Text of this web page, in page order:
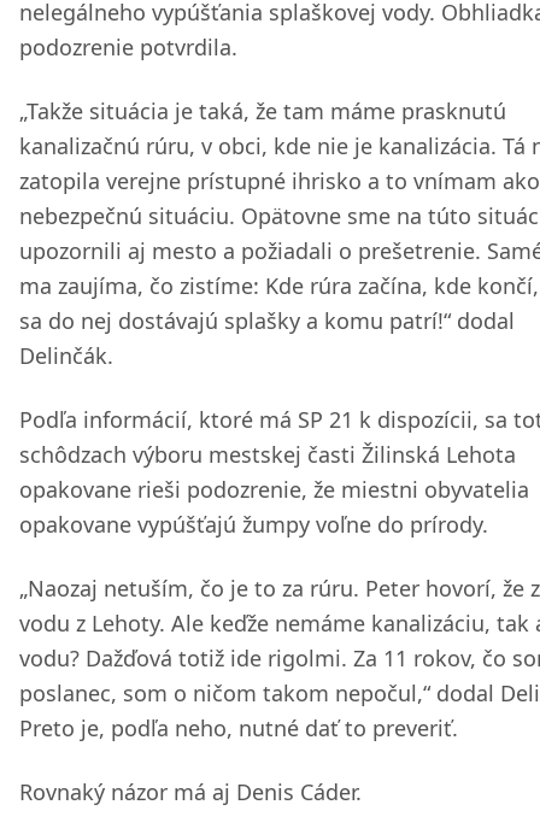
nelegálneho vypúšťania splaškovej vody.
podozrenie potvrdila.
„Takže situácia je taká, že tam máme prasknutú
kanalizačnú rúru, v obci, kde nie je kanalizácia. Tá
zatopila verejne prístupné ihrisko a to vnímam
nebezpečnú situáciu. Opätovne sme na túto
upozornili aj mesto a požiadali o prešetrenie.
ma zaujíma, čo zistíme: Kde rúra začína, kde
sa do nej dostávajú splašky a komu patrí!“ dodal
Delinčák.
Podľa informácií, ktoré má SP 21 k dispozícii, sa
schôdzach výboru mestskej časti Žilinská Lehota
opakovane rieši podozrenie, že miestni obyvatelia
opakovane vypúšťajú žumpy voľne do prírody.
„Naozaj netuším, čo je to za rúru. Peter hovorí, že
vodu z Lehoty. Ale keďže nemáme kanalizáciu, tak
vodu? Dažďová totiž ide rigolmi. Za 11 rokov, čo
poslanec, som o ničom takom nepočul,“ dodal
Preto je, podľa neho, nutné dať to preveriť.
Rovnaký názor má aj Denis Cáder.